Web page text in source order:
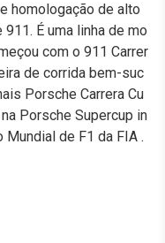
homologação de alto
É uma linha de mo
com o 911 Carrer
de corrida bem-suc
Porsche Carrera Cu
Porsche Supercup in
Mundial de F1 da FIA .